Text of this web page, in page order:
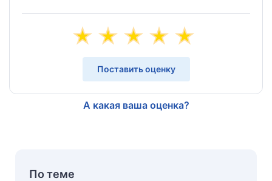
Поставить оценку
А какая ваша оценка?
По теме